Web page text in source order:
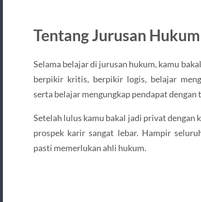
Tentang Jurusan Hukum
Selama belajar di jurusan hukum, kamu
berpikir kritis, berpikir logis, belajar
serta belajar mengungkap pendapat
Setelah lulus kamu bakal jadi privat dengan
prospek karir sangat lebar. Hampir
pasti memerlukan ahli hukum.